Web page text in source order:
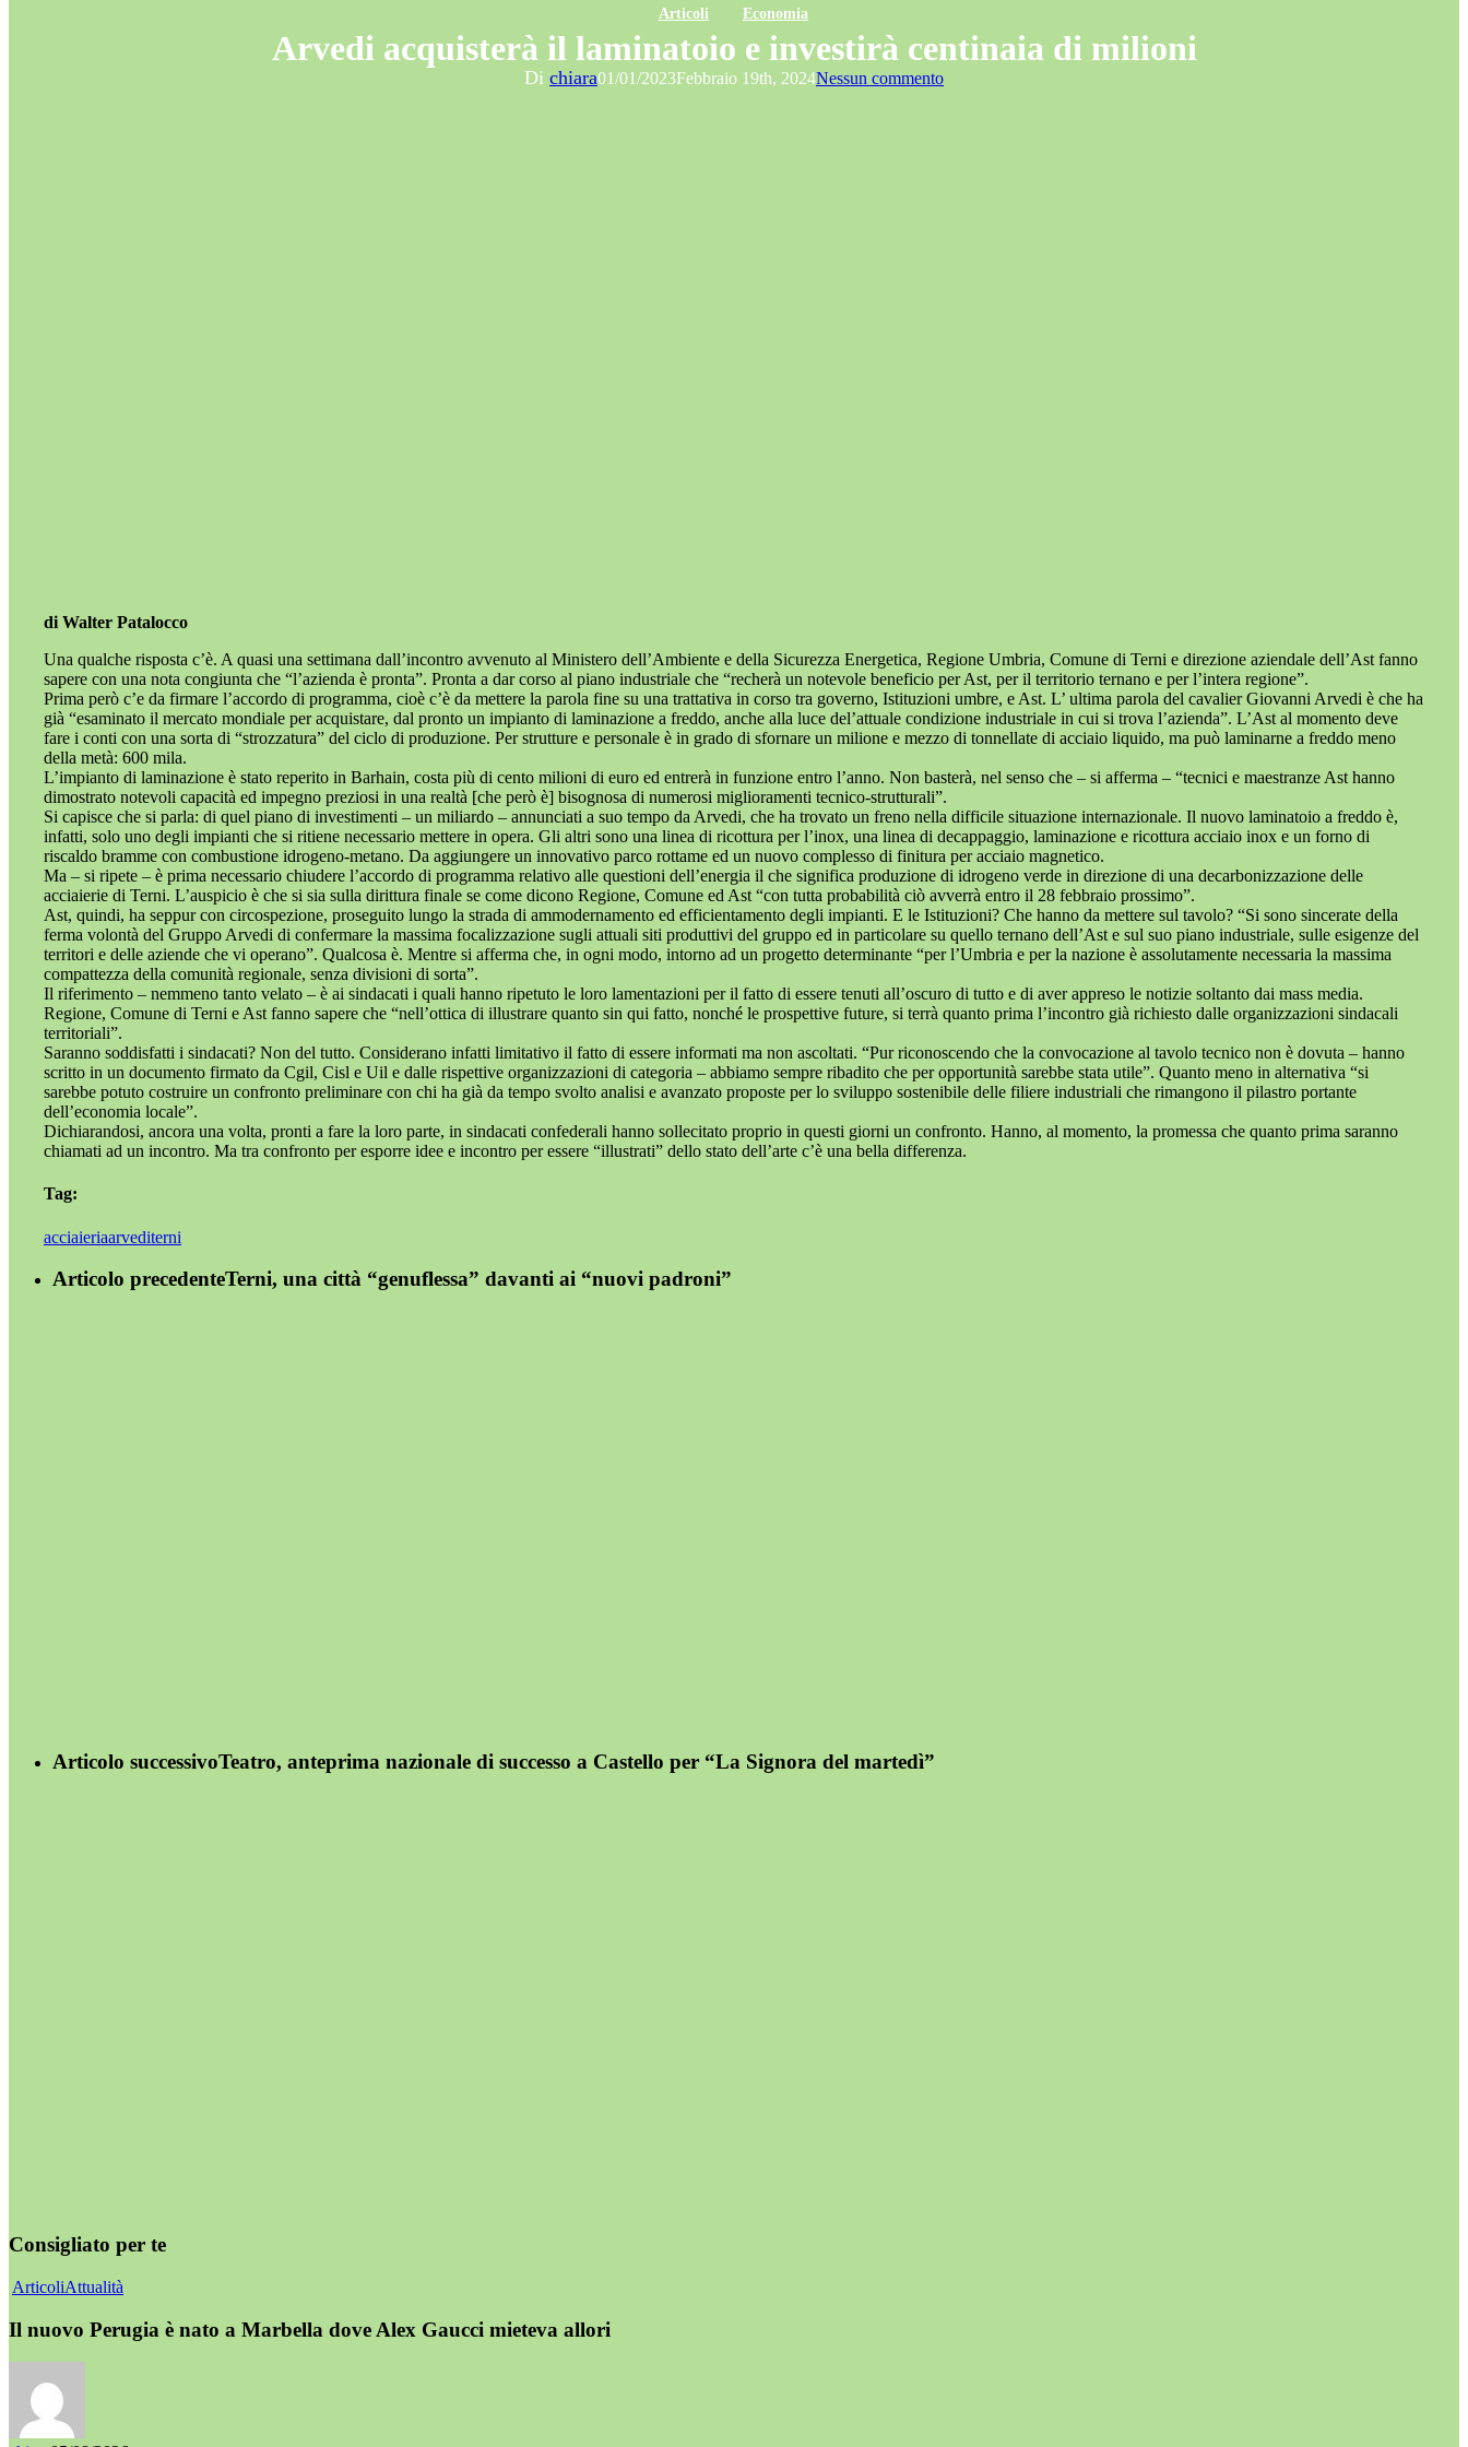
Articoli Economia
Arvedi acquisterà il laminatoio e investirà centinaia di milioni
Di chiara01/01/2023Febbraio 19th, 2024Nessun commento
di Walter Patalocco
Una qualche risposta c’è. A quasi una settimana dall’incontro avvenuto al Ministero dell’Ambiente e della Sicurezza Energetica, Regione Umbria, Comune di Terni e direzione aziendale dell’Ast fanno
sapere con una nota congiunta che “l’azienda è pronta”. Pronta a dar corso al piano industriale che “recherà un notevole beneficio per Ast, per il territorio ternano e per l’intera regione”.
Prima però c’e da firmare l’accordo di programma, cioè c’è da mettere la parola fine su una trattativa in corso tra governo, Istituzioni umbre, e Ast. L’ ultima parola del cavalier Giovanni Arvedi è che ha
già “esaminato il mercato mondiale per acquistare, dal pronto un impianto di laminazione a freddo, anche alla luce del’attuale condizione industriale in cui si trova l’azienda”. L’Ast al momento deve
fare i conti con una sorta di “strozzatura” del ciclo di produzione. Per strutture e personale è in grado di sfornare un milione e mezzo di tonnellate di acciaio liquido, ma può laminarne a freddo meno
della metà: 600 mila.
L’impianto di laminazione è stato reperito in Barhain, costa più di cento milioni di euro ed entrerà in funzione entro l’anno. Non basterà, nel senso che – si afferma – “tecnici e maestranze Ast hanno
dimostrato notevoli capacità ed impegno preziosi in una realtà [che però è] bisognosa di numerosi miglioramenti tecnico-strutturali”.
Si capisce che si parla: di quel piano di investimenti – un miliardo – annunciati a suo tempo da Arvedi, che ha trovato un freno nella difficile situazione internazionale. Il nuovo laminatoio a freddo è,
infatti, solo uno degli impianti che si ritiene necessario mettere in opera. Gli altri sono una linea di ricottura per l’inox, una linea di decappaggio, laminazione e ricottura acciaio inox e un forno di
riscaldo bramme con combustione idrogeno-metano. Da aggiungere un innovativo parco rottame ed un nuovo complesso di finitura per acciaio magnetico.
Ma – si ripete – è prima necessario chiudere l’accordo di programma relativo alle questioni dell’energia il che significa produzione di idrogeno verde in direzione di una decarbonizzazione delle
acciaierie di Terni. L’auspicio è che si sia sulla dirittura finale se come dicono Regione, Comune ed Ast “con tutta probabilità ciò avverrà entro il 28 febbraio prossimo”.
Ast, quindi, ha seppur con circospezione, proseguito lungo la strada di ammodernamento ed efficientamento degli impianti. E le Istituzioni? Che hanno da mettere sul tavolo? “Si sono sincerate della
ferma volontà del Gruppo Arvedi di confermare la massima focalizzazione sugli attuali siti produttivi del gruppo ed in particolare su quello ternano dell’Ast e sul suo piano industriale, sulle esigenze del
territori e delle aziende che vi operano”. Qualcosa è. Mentre si afferma che, in ogni modo, intorno ad un progetto determinante “per l’Umbria e per la nazione è assolutamente necessaria la massima
compattezza della comunità regionale, senza divisioni di sorta”.
Il riferimento – nemmeno tanto velato – è ai sindacati i quali hanno ripetuto le loro lamentazioni per il fatto di essere tenuti all’oscuro di tutto e di aver appreso le notizie soltanto dai mass media.
Regione, Comune di Terni e Ast fanno sapere che “nell’ottica di illustrare quanto sin qui fatto, nonché le prospettive future, si terrà quanto prima l’incontro già richiesto dalle organizzazioni sindacali
territoriali”.
Saranno soddisfatti i sindacati? Non del tutto. Considerano infatti limitativo il fatto di essere informati ma non ascoltati. “Pur riconoscendo che la convocazione al tavolo tecnico non è dovuta – hanno
scritto in un documento firmato da Cgil, Cisl e Uil e dalle rispettive organizzazioni di categoria – abbiamo sempre ribadito che per opportunità sarebbe stata utile”. Quanto meno in alternativa “si
sarebbe potuto costruire un confronto preliminare con chi ha già da tempo svolto analisi e avanzato proposte per lo sviluppo sostenibile delle filiere industriali che rimangono il pilastro portante
dell’economia locale”.
Dichiarandosi, ancora una volta, pronti a fare la loro parte, in sindacati confederali hanno sollecitato proprio in questi giorni un confronto. Hanno, al momento, la promessa che quanto prima saranno
chiamati ad un incontro. Ma tra confronto per esporre idee e incontro per essere “illustrati” dello stato dell’arte c’è una bella differenza.
Tag:
acciaieriaarvediterni
Articolo precedenteTerni, una città “genuflessa” davanti ai “nuovi padroni”
Articolo successivoTeatro, anteprima nazionale di successo a Castello per “La Signora del martedì”
Consigliato per te
ArticoliAttualità
Il nuovo Perugia è nato a Marbella dove Alex Gaucci mieteva allori